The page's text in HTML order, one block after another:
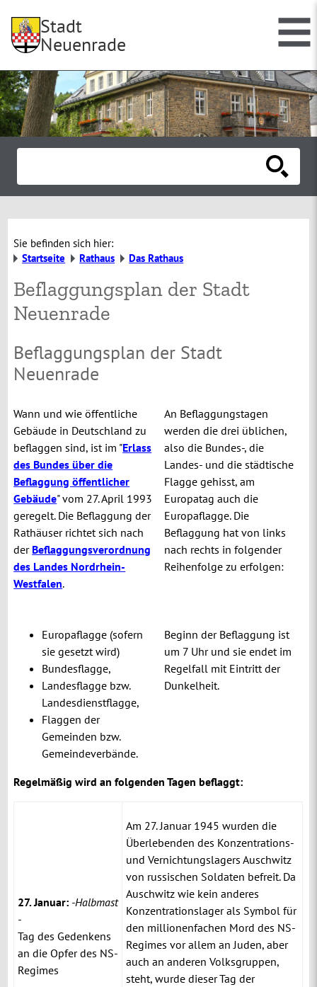
Stadt
Neuenrade
Sie befinden sich hier:
Startseite
Rathaus Das Rathaus
Beflaggungsplan der Stadt
Neuenrade
Beflaggungsplan der Stadt
Neuenrade
Wann und wie öffentliche
Gebäude in Deutschland zu
beflaggen sind, ist im "Erlass
des Bundes über die
Beflaggung öffentlicher
Gebäude" vom 27. April 1993
geregelt. Die Beflaggung der
Rathäuser richtet sich nach
der Beflaggungsverordnung
des Landes Nordrhein-
Westfalen.
An Beflaggungstagen
werden die drei üblichen,
also die Bundes-, die
Landes- und die städtische
Flagge gehisst, am
Europatag auch die
Europaflagge. Die
Beflaggung hat von links
nach rechts in folgender
Reihenfolge zu erfolgen:
Europaflagge (sofern
sie gesetzt wird)
Bundesflagge,
Landesflagge bzw.
Landesdienstflagge,
Flaggen der
Gemeinden bzw.
Gemeindeverbände.
Beginn der Beflaggung ist
um 7 Uhr und sie endet im
Regelfall mit Eintritt der
Dunkelheit.
Regelmäßig wird an folgenden Tagen beflaggt:
27. Januar: -Halbmast
-
Tag des Gedenkens
an die Opfer des NS-
Regimes
Am 27. Januar 1945 wurden die
Überlebenden des Konzentrations-
und Vernichtungslagers Auschwitz
von russischen Soldaten befreit. Da
Auschwitz wie kein anderes
Konzentrationslager als Symbol für
den millionenfachen Mord des NS-
Regimes vor allem an Juden, aber
auch an anderen Volksgruppen,
steht, wurde dieser Tag der